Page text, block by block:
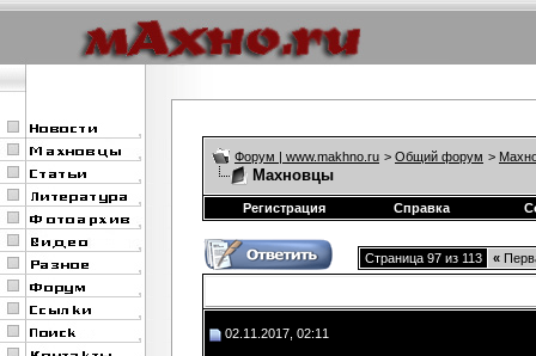
Форум | www.makhno.ru > Общий форум >
Махновцы
Регистрация Справка
Страница 97 из 113 «
02.11.2017, 02:11